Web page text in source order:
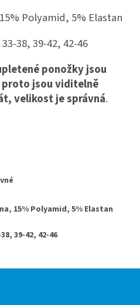
Polyamid, 5% Elastan
38, 39-42, 42-46
ponožky jsou
jsou viditelně
velikost je správná.
15% Polyamid, 5% Elastan
39-42, 42-46